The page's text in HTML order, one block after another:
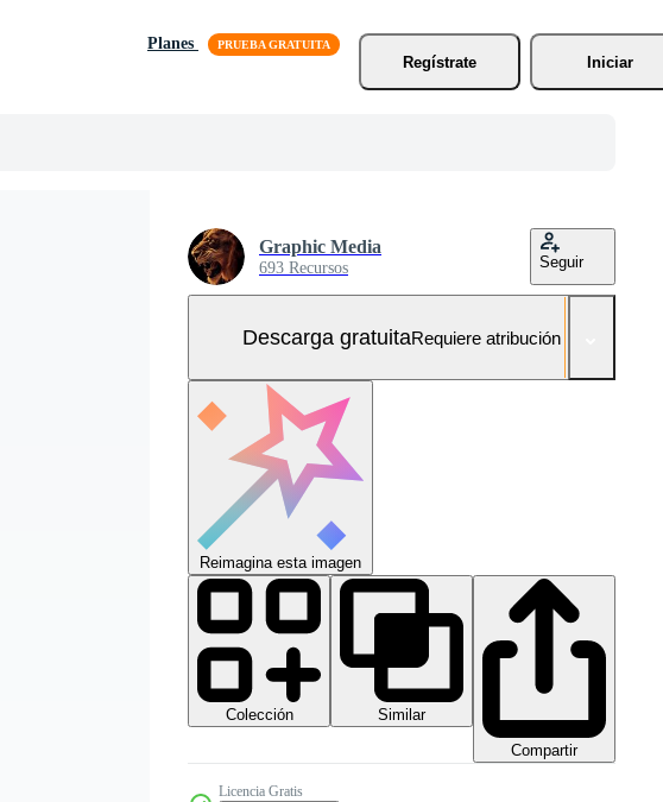
Planes
Regístrate
Iniciar
Graphic Media
693 Recursos Seguir
Descarga gratuitaRequiere atribución
Reimagina esta imagen
Colección
Similar
Compartir
Licencia Gratis